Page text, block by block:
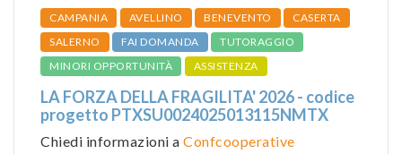
CAMPANIA AVELLINO BENEVENTO
CASERTA
SALERNO
FAI DOMANDA
TUTORAGGIO
MINORI OPPORTUNITÀ
ASSISTENZA
LA FORZA DELLA FRAGILITA' 2026 - codice
progetto PTXSU0024025013115NMTX
Chiedi informazioni a Confcooperative